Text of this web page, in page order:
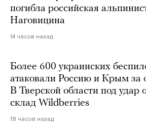
погибла российская
Наговицина
14 часов назад
Более 600 украинских
атаковали Россию и Крым за
В Тверской области под удар
склад Wildberries
18 часов назад